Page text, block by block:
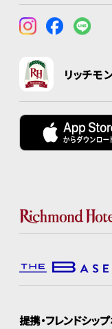
リッチモ
提携・フレンドシッ